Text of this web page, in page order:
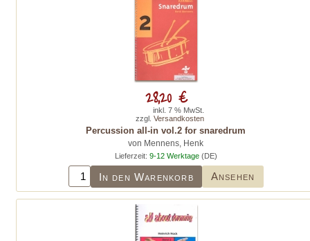
Percussion all-in vol.2 for snaredrum
von Mennens, Henk
Lieferzeit: 9-12 Werktage(DE)
In den Warenkorb Ansehen
28,20 €
inkl. 7 % MwSt.
zzgl. Versandkosten